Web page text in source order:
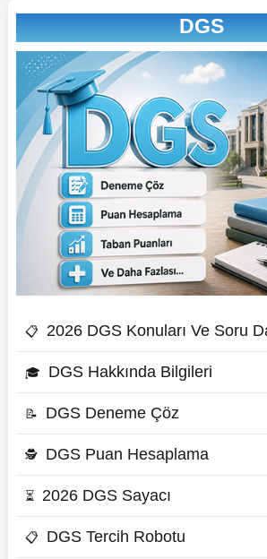
DGS
📋 2026 DGS Konuları Ve Soru
🎓 DGS Hakkında Bilgileri
📝 DGS Deneme Çöz
🕵 DGS Puan Hesaplama
⏳ 2026 DGS Sayacı
📋 DGS Tercih Robotu